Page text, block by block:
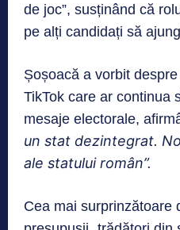
de joc”, susținând că
pe alți candidați să
Șoșoacă a vorbit
TikTok care ar continua
mesaje electorale,
un stat dezintegrat.
ale statului român”.
Cea mai surprinzătoare